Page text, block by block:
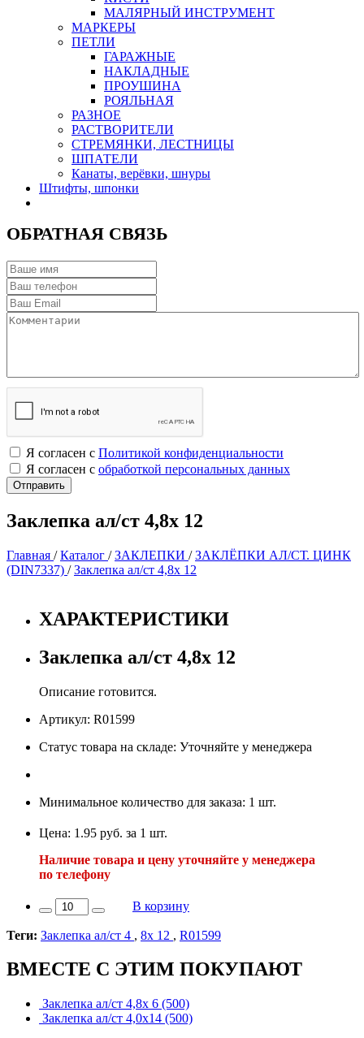
МАЛЯРНЫЙ ИНСТРУМЕНТ
МАРКЕРЫ
ПЕТЛИ
ГАРАЖНЫЕ
НАКЛАДНЫЕ
ПРОУШИНА
РОЯЛЬНАЯ
РАЗНОЕ
РАСТВОРИТЕЛИ
СТРЕМЯНКИ, ЛЕСТНИЦЫ
ШПАТЕЛИ
Канаты, верёвки, шнуры
Штифты, шпонки
ОБРАТНАЯ СВЯЗЬ
Я согласен с Политикой конфиденциальности
Я согласен с обработкой персональных данных
Заклепка ал/ст 4,8х 12
Главная /Каталог /ЗАКЛЕПКИ /ЗАКЛЁПКИ АЛ/СТ. ЦИНК
(DIN7337) /Заклепка ал/ст 4,8х 12
ХАРАКТЕРИСТИКИ
Заклепка ал/ст 4,8х 12
Описание готовится.
Артикул: R01599
Статус товара на складе: Уточняйте у менеджера
Минимальное количество для заказа: 1 шт.
Цена: 1.95 руб. за 1 шт.
Наличие товара и цену уточняйте у менеджера
по телефону
В корзину
Теги: Заклепка ал/ст 4 , 8х 12 , R01599
ВМЕСТЕ С ЭТИМ ПОКУПАЮТ
Заклепка ал/ст 4,8х 6 (500)
Заклепка ал/ст 4,0х14 (500)